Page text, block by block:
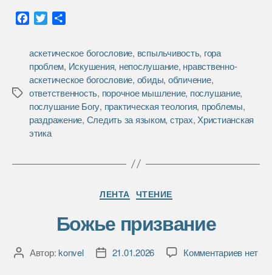
F
e
b
o
o
k
T
t
t
e
r
р
а
в
и
т
ь
Метки
аскетическое богословие, вспыльчивость, гора
проблем, Искушения, непослушание, нравственно-
аскетическое богословие, обиды, обличение,
ответственность, порочное мышление, послушание,
послушание Богу, практическая теология, проблемы,
раздражение, Следить за языком, страх, Христианская
этика
Рубрики
ЛЕНТА ЧТЕНИЕ
Божье призвание
АвторАвтор:konvel
Дата21.01.2026 Комментариевкнет